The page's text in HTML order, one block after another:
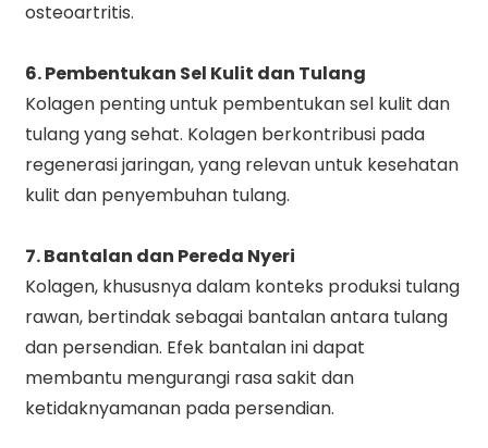
osteoartritis.
6. Pembentukan Sel Kulit dan Tulang
Kolagen penting untuk pembentukan sel kulit dan
tulang yang sehat. Kolagen berkontribusi pada
regenerasi jaringan, yang relevan untuk kesehatan
kulit dan penyembuhan tulang.
7. Bantalan dan Pereda Nyeri
Kolagen, khususnya dalam konteks produksi tulang
rawan, bertindak sebagai bantalan antara tulang
dan persendian. Efek bantalan ini dapat
membantu mengurangi rasa sakit dan
ketidaknyamanan pada persendian.